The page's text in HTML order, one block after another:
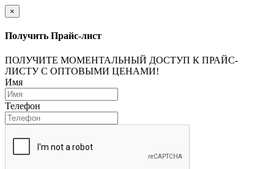
×
Получить Прайс-лист
ПОЛУЧИТЕ МОМЕНТАЛЬНЫЙ ДОСТУП К ПРАЙС-
ЛИСТУ С ОПТОВЫМИ ЦЕНАМИ!
Имя
Телефон